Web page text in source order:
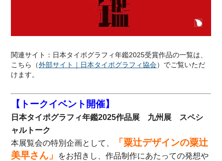
関連サイト：日本タイポグラフィ年鑑2025受賞作品の一覧は、
こちら（外部サイト｜日本タイポグラフィ協会）でご覧いただ
けます。
【トークイベント開催】
日本タイポグラフィ年鑑2025作品展 九州展 スペシ
ャルトーク
本展覧会の特別企画として、
「粟辻デザインの粟辻
美早さん」
をお招きし、作品制作にあたっての発想や